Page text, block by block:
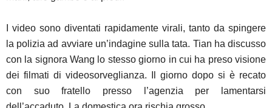
I video sono diventati rapidamente virali, tanto da spingere
la polizia ad avviare un’indagine sulla tata. Tian ha discusso
con la signora Wang lo stesso giorno in cui ha preso visione
dei filmati di videosorveglianza. Il giorno dopo si è recato
con suo fratello presso l’agenzia per lamentarsi